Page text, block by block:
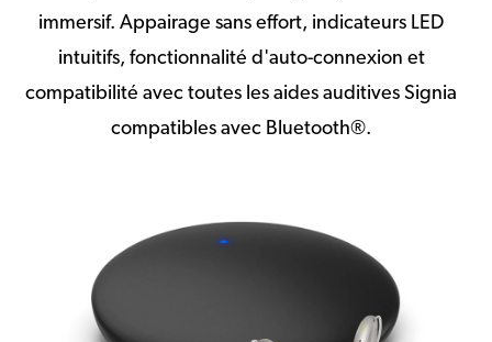
immersif. Appairage sans effort, indicateurs LED
intuitifs, fonctionnalité d'auto-connexion et
compatibilité avec toutes les aides auditives Signia
compatibles avec Bluetooth®.